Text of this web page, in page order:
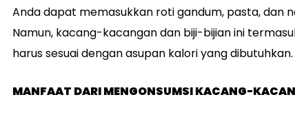
Anda dapat memasukkan roti gandum, pasta, dan
Namun, kacang-kacangan dan biji-bijian ini
harus sesuai dengan asupan kalori yang dibutuhkan.
MANFAAT DARI MENGONSUMSI KACANG-